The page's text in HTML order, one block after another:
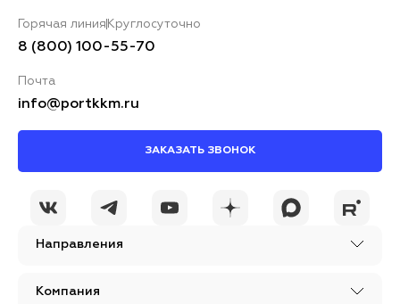
Направления
Компания
Горячая линия Круглосуточно
8 (800) 100-55-70
Почта
info@portkkm.ru
ЗАКАЗАТЬ ЗВОНОК